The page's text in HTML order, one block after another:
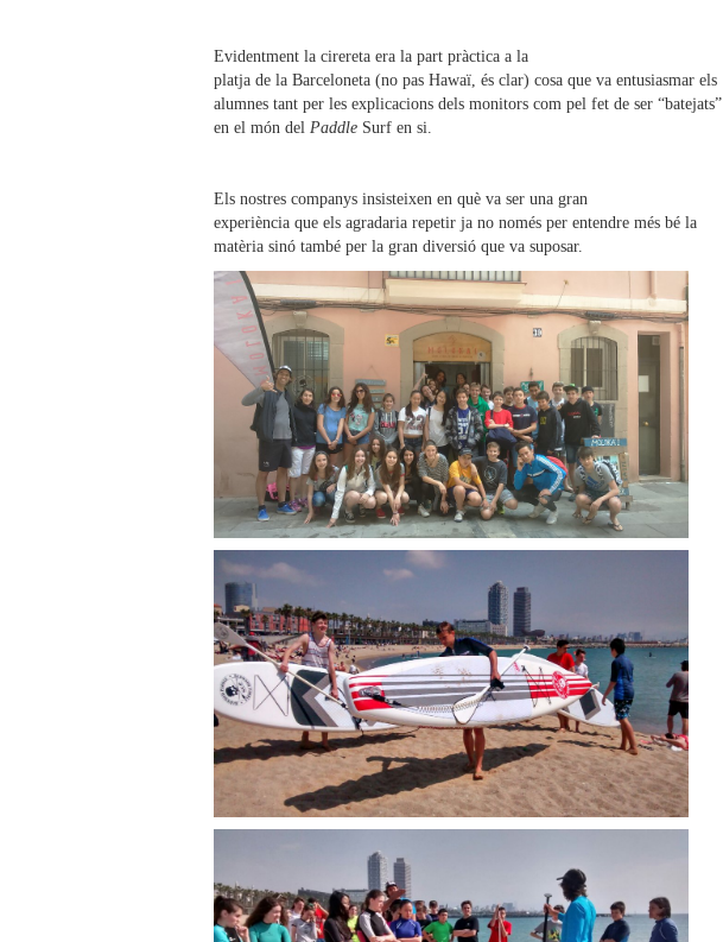
Evidentment la cirereta era la part pràctica a la
platja de la Barceloneta (no pas Hawaï, és clar) cosa que va entusiasmar els
alumnes tant per les explicacions dels monitors com pel fet de ser “batejats”
en el món del Paddle Surf en si.
Els nostres companys insisteixen en què va ser una gran
experiència que els agradaria repetir ja no només per entendre més bé la
matèria sinó també per la gran diversió que va suposar.